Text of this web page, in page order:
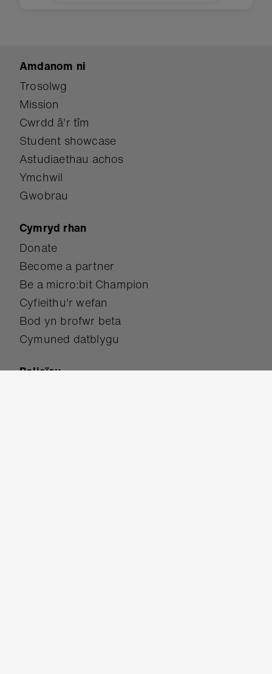
Amdanom ni
Trosolwg
Mission
Cwrdd â'r tîm
Student showcase
Astudiaethau achos
Ymchwil
Gwobrau
Cymryd rhan
Donate
Become a partner
Be a micro:bit Champion
Cyfieithu'r wefan
Bod yn brofwr beta
Cymuned datblygu
Polisïau